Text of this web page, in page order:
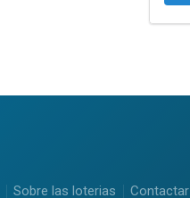
Sobre las loterias Contactar